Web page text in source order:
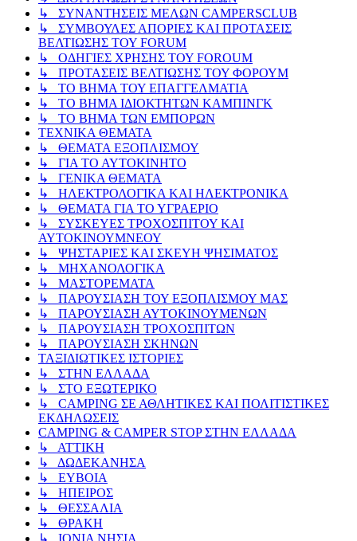
↳ ΣΥΝΑΝΤΗΣΕΙΣ ΜΕΛΩΝ CAMPERSCLUB
↳ ΣΥΜΒΟΥΛΕΣ ΑΠΟΡΙΕΣ ΚΑΙ ΠΡΟΤΑΣΕΙΣ
ΒΕΛΤΙΩΣΗΣ ΤΟΥ FORUM
↳ ΟΔΗΓΙΕΣ ΧΡΗΣΗΣ ΤΟΥ FOROUM
↳ ΠΡΟΤΑΣΕΙΣ ΒΕΛΤΙΩΣΗΣ ΤΟΥ ΦΟΡΟΥΜ
↳ ΤΟ ΒΗΜΑ ΤΟΥ ΕΠΑΓΓΕΛΜΑΤΙΑ
↳ ΤΟ ΒΗΜΑ ΙΔΙΟΚΤΗΤΩΝ ΚΑΜΠΙΝΓΚ
↳ ΤΟ ΒΗΜΑ ΤΩΝ ΕΜΠΟΡΩΝ
ΤΕΧΝΙΚΑ ΘΕΜΑΤΑ
↳ ΘΕΜΑΤΑ ΕΞΟΠΛΙΣΜΟΥ
↳ ΓΙΑ ΤΟ ΑΥΤΟΚΙΝΗΤΟ
↳ ΓΕΝΙΚΑ ΘΕΜΑΤΑ
↳ ΗΛΕΚΤΡΟΛΟΓΙΚΑ ΚΑΙ ΗΛΕΚΤΡΟΝΙΚΑ
↳ ΘΕΜΑΤΑ ΓΙΑ ΤΟ ΥΓΡΑΕΡΙΟ
↳ ΣΥΣΚΕΥΕΣ ΤΡΟΧΟΣΠΙΤΟΥ ΚΑΙ
ΑΥΤΟΚΙΝΟΥΜΝΕΟΥ
↳ ΨΗΣΤΑΡΙΕΣ ΚΑΙ ΣΚΕΥΗ ΨΗΣΙΜΑΤΟΣ
↳ ΜΗΧΑΝΟΛΟΓΙΚΑ
↳ ΜΑΣΤΟΡΕΜΑΤΑ
↳ ΠΑΡΟΥΣΙΑΣΗ ΤΟΥ ΕΞΟΠΛΙΣΜΟΥ ΜΑΣ
↳ ΠΑΡΟΥΣΙΑΣΗ ΑΥΤΟΚΙΝΟΥΜΕΝΩΝ
↳ ΠΑΡΟΥΣΙΑΣΗ ΤΡΟΧΟΣΠΙΤΩΝ
↳ ΠΑΡΟΥΣΙΑΣΗ ΣΚΗΝΩΝ
ΤΑΞΙΔΙΩΤΙΚΕΣ ΙΣΤΟΡΙΕΣ
↳ ΣΤΗΝ ΕΛΛΑΔΑ
↳ ΣΤΟ ΕΞΩΤΕΡΙΚΟ
↳ CAMPING ΣΕ ΑΘΛΗΤΙΚΕΣ ΚΑΙ ΠΟΛΙΤΙΣΤΙΚΕΣ
ΕΚΔΗΛΩΣΕΙΣ
CAMPING & CAMPER STOP ΣΤΗN ΕΛΛΑΔΑ
↳ ΑΤΤΙΚΗ
↳ ΔΩΔΕΚΑΝΗΣΑ
↳ ΕΥΒΟΙΑ
↳ ΗΠΕΙΡΟΣ
↳ ΘΕΣΣΑΛΙΑ
↳ ΘΡΑΚΗ
↳ ΙΟΝΙΑ ΝΗΣΙΑ